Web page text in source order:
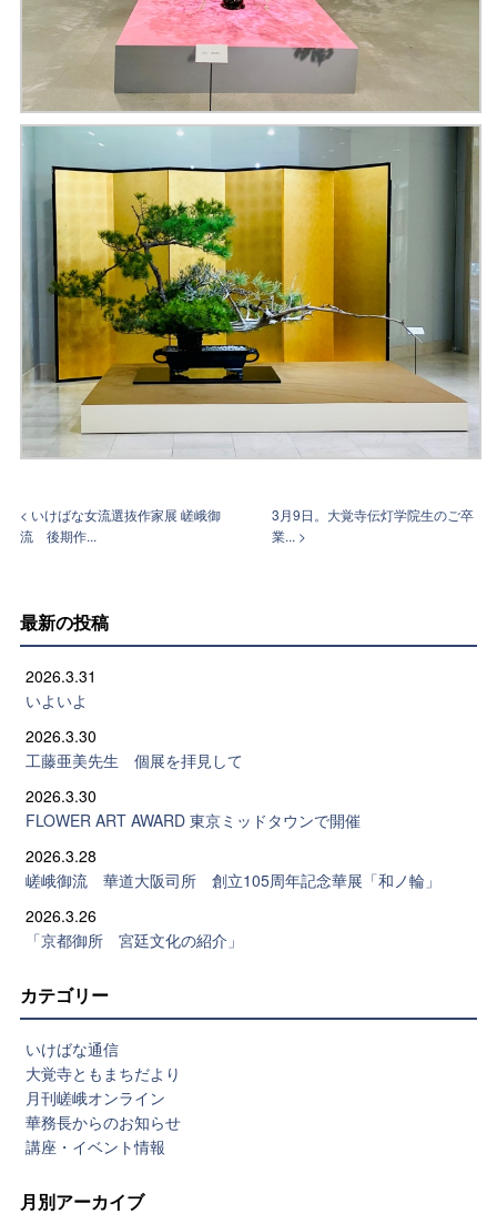
< いけばな女流選抜作家展 嵯峨御
流 後期作...
3月9日。大覚寺伝灯学院生のご卒
業... >
最新の投稿
2026.3.31
いよいよ
2026.3.30
工藤亜美先生 個展を拝見して
2026.3.30
FLOWER ART AWARD 東京ミッドタウンで開催
2026.3.28
嵯峨御流 華道大阪司所 創立105周年記念華展「和ノ輪」
2026.3.26
「京都御所 宮廷文化の紹介」
カテゴリー
いけばな通信
大覚寺ともまちだより
月刊嵯峨オンライン
華務長からのお知らせ
講座・イベント情報
月別アーカイブ